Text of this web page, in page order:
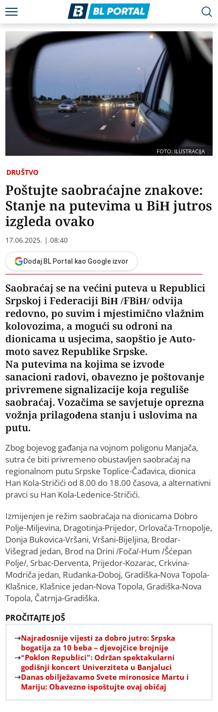
FOTO: ILUSTRACIJA
DRUŠTVO
Poštujte saobraćajne znakove:
Stanje na putevima u BiH jutros
izgleda ovako
17.06.2025. | 08:40
Dodaj BL Portal kao Google izvor
Saobraćaj se na većini puteva u Republici
Srpskoj i Federaciji BiH /FBiH/ odvija
redovno, po suvim i mjestimično vlažnim
kolovozima, a mogući su odroni na
dionicama u usjecima, saopštio je Auto-
moto savez Republike Srpske.
Na putevima na kojima se izvode
sanacioni radovi, obavezno je poštovanje
privremene signalizacije koja reguliše
saobraćaj. Vozačima se savjetuje oprezna
vožnja prilagođena stanju i uslovima na
putu.
Zbog bojevog gađanja na vojnom poligonu Manjača,
sutra će biti privremeno obustavljen saobraćaj na
regionalnom putu Srpske Toplice-Čađavica, dionica
Han Kola-Stričići od 8.00 do 18.00 časova, a alternativni
pravci su Han Kola-Ledenice-Stričići.
Izmijenjen je režim saobraćaja na dionicama Dobro
Polje-Miljevina, Dragotinja-Prijedor, Orlovača-Trnopolje,
Donja Bukovica-Vršani, Vršani-Bijeljina, Brodar-
Višegrad jedan, Brod na Drini /Foča/-Hum /Šćepan
Polje/, Srbac-Derventa, Prijedor-Kozarac, Crkvina-
Modriča jedan, Rudanka-Doboj, Gradiška-Nova Topola-
Klašnice, Klašnice jedan-Nova Topola, Gradiška-Nova
Topola, Čatrnja-Gradiška.
PROČITAJTE JOŠ
Najradosnije vijesti za dobro jutro: Srpska
bogatija za 10 beba – djevojčice brojnije
“Poklon Republici”: Održan spektakularni
godišnji koncert Univerziteta u Banjaluci
Danas obilježavamo Svete mironosice Martu i
Mariju: Obavezno ispoštujte ovaj običaj